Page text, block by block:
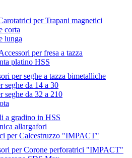
per Trapani magnetici
corta
lunga
per fresa a tazza
platino HSS
per seghe a tazza bimetalliche
seghe da 14 a 30
seghe da 32 a 210
a gradino in HSS
allargafori
per Calcestruzzo "IMPACT"
per Corone perforatrici "IMPACT"